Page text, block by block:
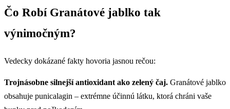
Čo Robí Granátové jablko tak
výnimočným?
Vedecky dokázané fakty hovoria jasnou rečou:
Trojnásobne silnejší antioxidant ako zelený čaj. Granátové jablko
obsahuje punicalagin – extrémne účinnú látku, ktorá chráni vaše